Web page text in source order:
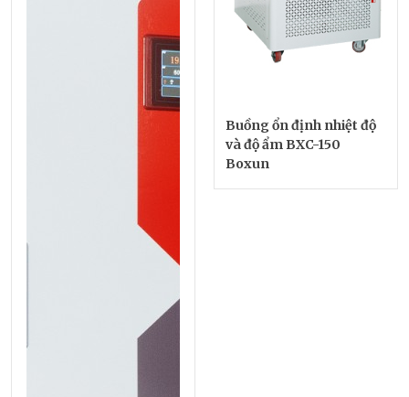
Buồng ổn định nhiệt độ
và độ ẩm BXC-150
Boxun